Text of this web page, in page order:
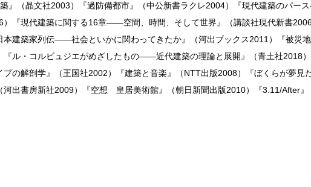
』（晶文社2003）『過防備都市』（中公新書ラクレ2004）『現代建築のパー
『現代建築に関する16章——空間、時間、そして世界』（講談社現代新書
本建築家列伝——社会といかに関わってきたか』（河出ブックス2011）『被災
ル・コルビュジエがめざしたもの——近代建築の理論と展開』（青土社
の解剖学』（王国社2002）『建築と音楽』（NTT出版2008）『ぼくらが夢見
出書房新社2009）『空想 皇居美術館』（朝日新聞出版2010）『3.11/After